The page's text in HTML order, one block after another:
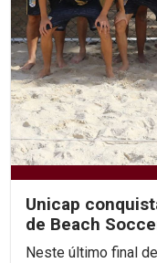
Unicap
de Beach
Neste último final